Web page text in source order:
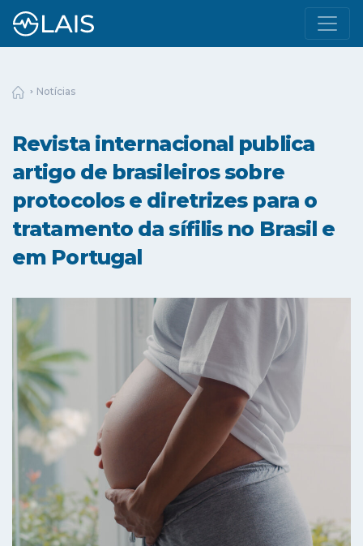
Notícias
Revista internacional publica
artigo de brasileiros sobre
protocolos e diretrizes para o
tratamento da sífilis no Brasil e
em Portugal